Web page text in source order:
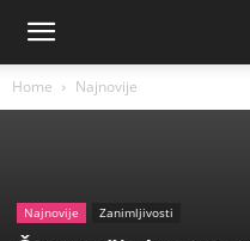
Home Najnovije
Najnovije Zanimljivosti